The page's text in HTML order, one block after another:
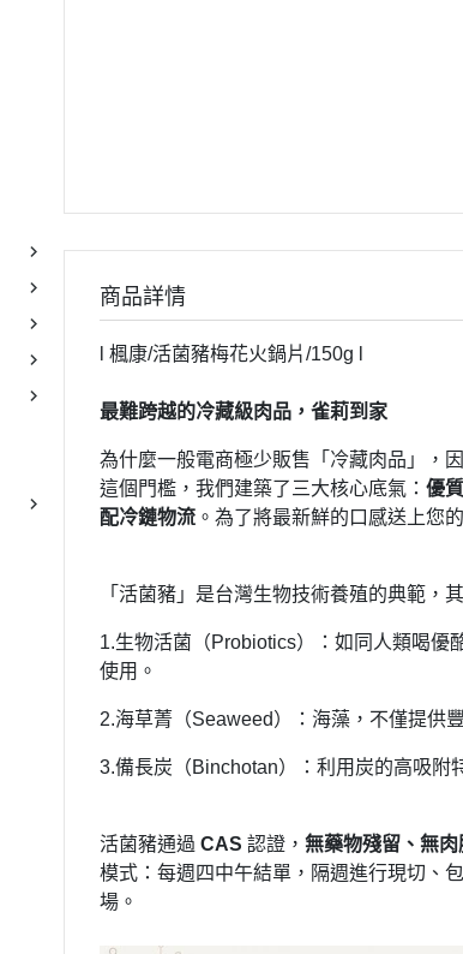
商品詳情
l 楓康/活菌豬梅花火鍋片/150g l
最難跨越的冷藏級肉品，雀莉到家
為什麼一般電商極少販售「冷藏肉品」，
這個門檻，我們建築了三大核心底氣： 優
配冷鏈物流 。為了將最新鮮的口感送上您
「活菌豬」是台灣生物技術養殖的典範，
1.生物活菌（Probiotics）：如同人類喝優
使用。
2.海草菁（Seaweed）：海藻，不僅提供
3.備長炭（Binchotan）：利用炭的高吸附
活菌豬通過 CAS 認證， 無藥物殘留、無
模式：每週四中午結單，隔週進行現切、
場。